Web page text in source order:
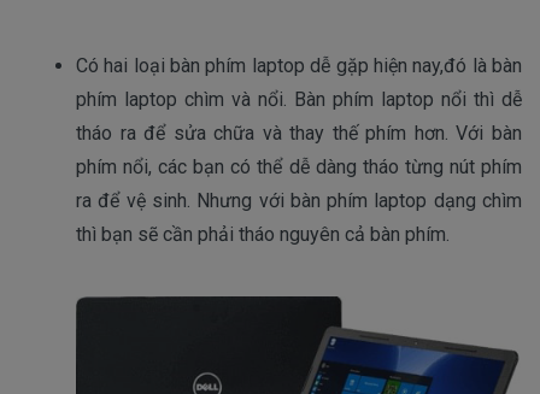
Có hai loại bàn phím laptop dễ gặp hiện nay,đó là bàn
phím laptop chìm và nổi. Bàn phím laptop nổi thì dễ
tháo ra để sửa chữa và thay thế phím hơn. Với bàn
phím nổi, các bạn có thể dễ dàng tháo từng nút phím
ra để vệ sinh. Nhưng với bàn phím laptop dạng chìm
thì bạn sẽ cần phải tháo nguyên cả bàn phím.